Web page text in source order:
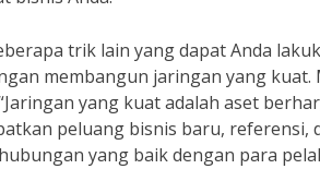
trik lain yang dapat Anda
membangun jaringan yang
yang kuat adalah aset
peluang bisnis baru,
yang baik dengan para